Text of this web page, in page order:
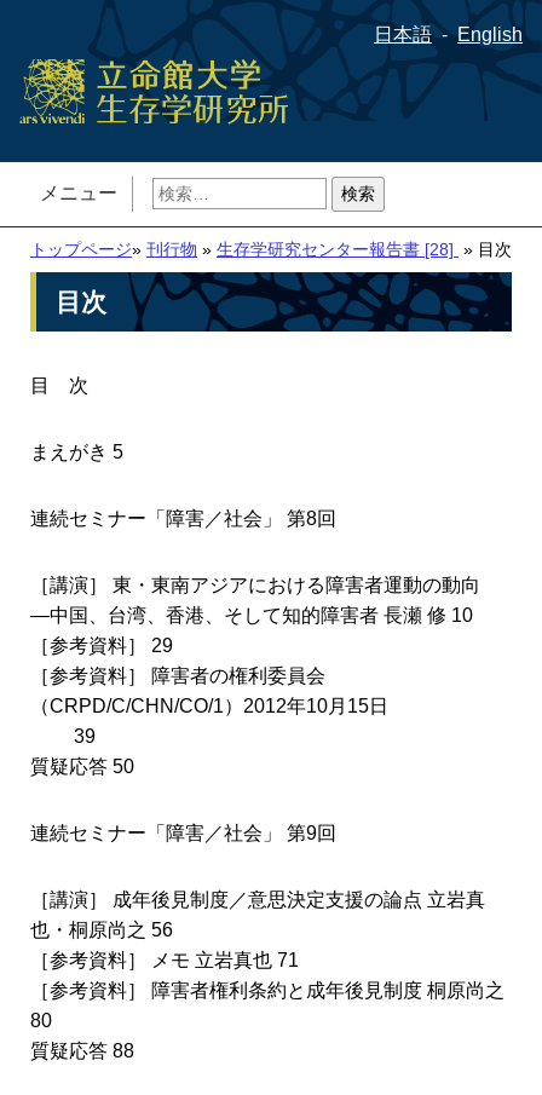
日本語 English
メニュー
検
索:
トップページ» 刊行物 » 生存学研究センター報告書 [28] » 目次
目次
目 次
まえがき 5
連続セミナー「障害／社会」 第8回
［講演］ 東・東南アジアにおける障害者運動の動向
―中国、台湾、香港、そして知的障害者 長瀬 修 10
［参考資料］ 29
［参考資料］ 障害者の権利委員会
（CRPD/C/CHN/CO/1）2012年10月15日
39
質疑応答 50
連続セミナー「障害／社会」 第9回
［講演］ 成年後見制度／意思決定支援の論点 立岩真
也・桐原尚之 56
［参考資料］ メモ 立岩真也 71
［参考資料］ 障害者権利条約と成年後見制度 桐原尚之
80
質疑応答 88